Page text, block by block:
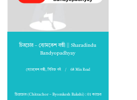
চিত্রচোর – ব্যোমকেশ বক্সী || Sharadindu
Bandyopadhyay
ব্যোমকেশ বক্সী, সিরিজ বই 68 Min Read
চিত্রচোর (Chitrachor – Byomkesh Bakshi) : 01 কাচের